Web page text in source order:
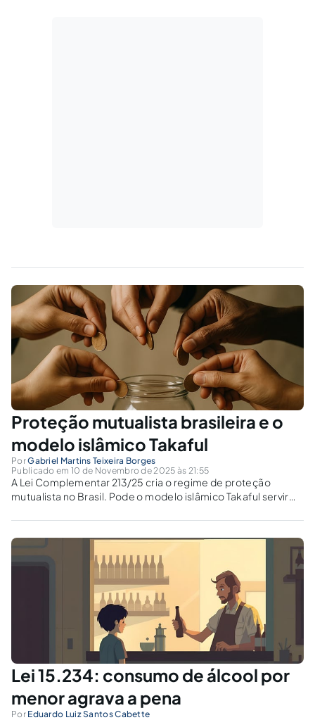
Proteção mutualista brasileira e o
modelo islâmico Takaful
PorGabriel Martins Teixeira Borges
Publicado em 10 de Novembro de 2025 às 21:55
A Lei Complementar 213/25 cria o regime de proteção
mutualista no Brasil. Pode o modelo islâmico Takaful servir
Lei 15.234: consumo de álcool por
menor agrava a pena
Por Eduardo Luiz Santos Cabette